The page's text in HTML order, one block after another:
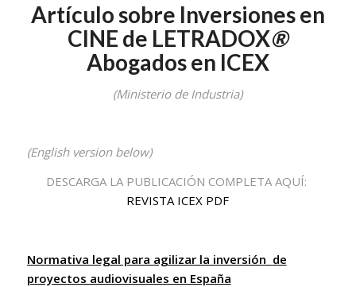
Artículo sobre Inversiones en
CINE de LETRADOX®
Abogados en ICEX
(Ministerio de Industria)
(English version below)
DESCARGA LA PUBLICACIÓN COMPLETA AQUÍ:
REVISTA ICEX PDF
Normativa legal para agilizar la inversión de
proyectos audiovisuales en España